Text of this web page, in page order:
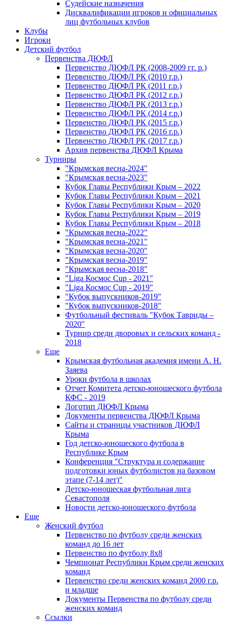
Судейские назначения
Дисквалификации игроков и официальных
лиц футбольных клубов
Клубы
Игроки
Детский футбол
Первенства ДЮФЛ
Первенство ДЮФЛ РК (2008-2009 гг. р.)
Первенство ДЮФЛ РК (2010 г.р.)
Первенство ДЮФЛ РК (2011 г.р.)
Первенство ДЮФЛ РК (2012 г.р.)
Первенство ДЮФЛ РК (2013 г.р.)
Первенство ДЮФЛ РК (2014 г.р.)
Первенство ДЮФЛ РК (2015 г.р.)
Первенство ДЮФЛ РК (2016 г.р.)
Первенство ДЮФЛ РК (2017 г.р.)
Архив первенства ДЮФЛ Крыма
Турниры
"Крымская весна-2024"
"Крымская весна-2023"
Кубок Главы Республики Крым – 2022
Кубок Главы Республики Крым – 2021
Кубок Главы Республики Крым – 2020
Кубок Главы Республики Крым – 2019
Кубок Главы Республики Крым – 2018
"Крымская весна-2022"
"Крымская весна-2021"
"Крымская весна-2020"
"Крымская весна-2019"
"Крымская весна-2018"
"Liga Космос Cup - 2021"
"Liga Космос Cup - 2019"
"Кубок выпускников-2019"
"Кубок выпускников-2018"
Футбольный фестиваль "Кубок Тавриды –
2020"
Турнир среди дворовых и сельских команд -
2018
Еще
Крымская футбольная академия имени А. Н.
Заяева
Уроки футбола в школах
Отчет Комитета детско-юношеского футбола
КФС - 2019
Логотип ДЮФЛ Крыма
Документы первенства ДЮФЛ Крыма
Сайты и страницы участников ДЮФЛ
Крыма
Год детско-юношеского футбола в
Республике Крым
Конференция "Структура и содержание
подготовки юных футболистов на базовом
этапе (7-14 лет)"
Детско-юношеская футбольная лига
Севастополя
Новости детско-юношеского футбола
Еще
Женский футбол
Первенство по футболу среди женских
команд до 16 лет
Первенство по футболу 8х8
Чемпионат Республики Крым среди женских
команд
Первенство среди женских команд 2000 г.р.
и младше
Документы Первенства по футболу среди
женских команд
Ссылки